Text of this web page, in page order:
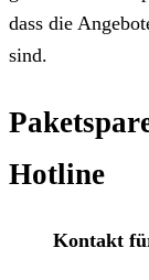
dass die
sind.
Hotline
Kontakt